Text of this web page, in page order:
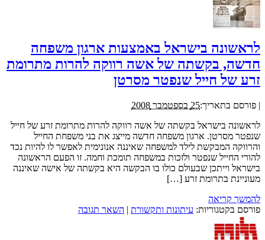
לראשונה בישראל באמצעות ארגון משפחה
חדשה, בקשתה של אשה רווקה להרות מתרומת
זרע של חייל שנפטר מסרטן
| פורסם בתאריך:25 בספטמבר 2008
לראשונה בישראל בקשתה של אשה רווקה להרות מתרומת זרע של חייל
שנפטר מסרטן. ארגון משפחה חדשה מייצג את בני משפחת החייל
והרווקה המבקשת לילד למשפחה שאיננה אנונימית לאפשר לו להיות נכד
להורי החייל שנפטר ולזכות במשפחה תומכת וחמה. זו הפעם הראשונה
בישראל וייתכן שבעולם כולו בו הבקשה היא בקשתה של אישה שאיננה
מעוניינת בתרומת זרע […]
להמשך קריאה
פורסם בקטגוריות: עיתונות ותקשורת | השאר תגובה